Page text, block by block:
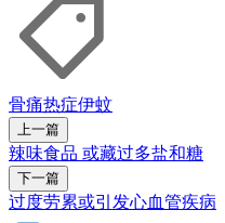
骨痛热症伊蚊
上一篇
辣味食品 或藏过多盐和糖
下一篇
过度劳累或引发心血管疾病